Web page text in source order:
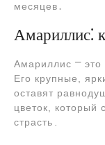
месяцев․
Амариллис⁚
Амариллис ⎻
Его крупные,
оставят
цветок, который
страсть․